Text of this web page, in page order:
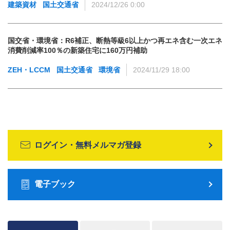
建築資材 国土交通省 2024/12/26 0:00
国交省・環境省：R6補正、断熱等級6以上かつ再エネ含む一次エネ
消費削減率100％の新築住宅に160万円補助
ZEH・LCCM 国土交通省 環境省 2024/11/29 18:00
ログイン・無料メルマガ登録
電子ブック